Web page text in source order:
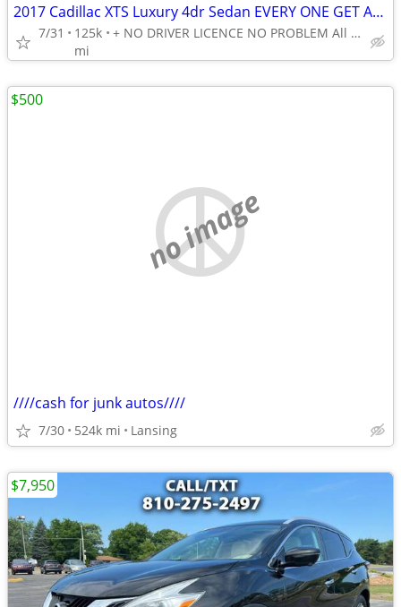
2017 Cadillac XTS Luxury 4dr Sedan EVERY ONE GET APPROVED 0 DOWN
7/31
125k
mi
+ NO DRIVER LICENCE NO PROBLEM All DONE IN HOUSE PLATE TITLE
no image
////cash for junk autos////
7/30 524k mi Lansing
$500
$7,950